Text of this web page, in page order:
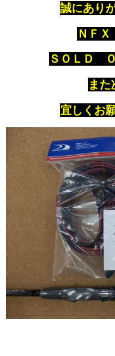
誠にあり
ＮＦ
ＳＯＬＤ
また
宜しくお